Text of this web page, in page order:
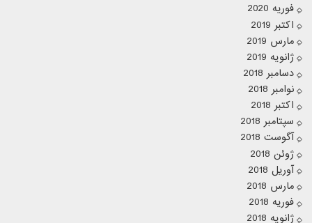
فوریه 2020
اکتبر 2019
مارس 2019
ژانویه 2019
دسامبر 2018
نوامبر 2018
اکتبر 2018
سپتامبر 2018
آگوست 2018
ژوئن 2018
آوریل 2018
مارس 2018
فوریه 2018
ژانویه 2018